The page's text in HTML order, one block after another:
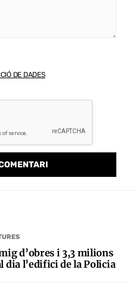
DE DADES
d’obres i 3,3 milions
dia l’edifici de la Policia